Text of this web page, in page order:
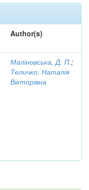
Author(s)
Маліновська, Д. П.;
Теличко, Наталія
Вікторівна